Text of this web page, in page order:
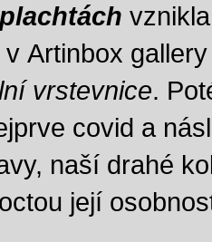
Artinbox
vrstevnice.
covid a
naší drahé
její